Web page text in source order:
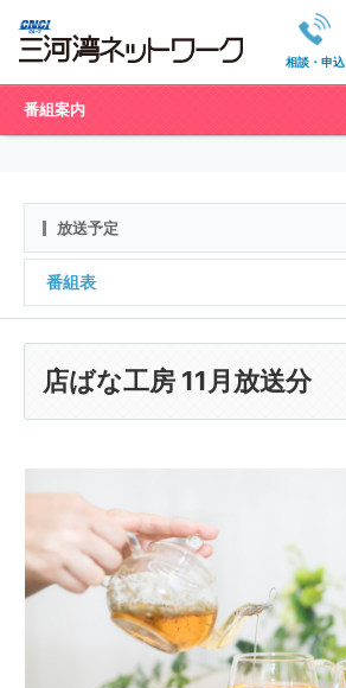
相談・申込
番組案内
放送予定
番組表
店ばな工房 11月放送分